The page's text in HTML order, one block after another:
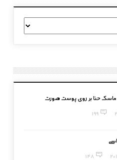
ماسک حنا بر روی پوست صورت
199
148